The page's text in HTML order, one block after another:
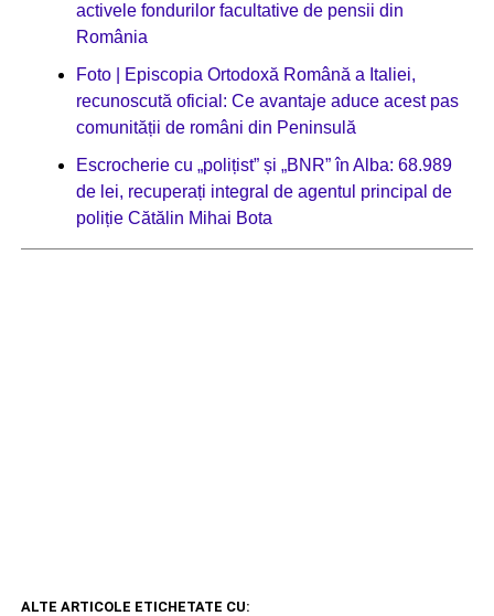
activele fondurilor facultative de pensii din
România
Foto | Episcopia Ortodoxă Română a Italiei,
recunoscută oficial: Ce avantaje aduce acest pas
comunității de români din Peninsulă
Escrocherie cu „polițist” și „BNR” în Alba: 68.989
de lei, recuperați integral de agentul principal de
poliție Cătălin Mihai Bota
ALTE ARTICOLE ETICHETATE CU: